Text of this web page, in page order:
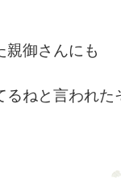
親御さんにも
るねと言われた